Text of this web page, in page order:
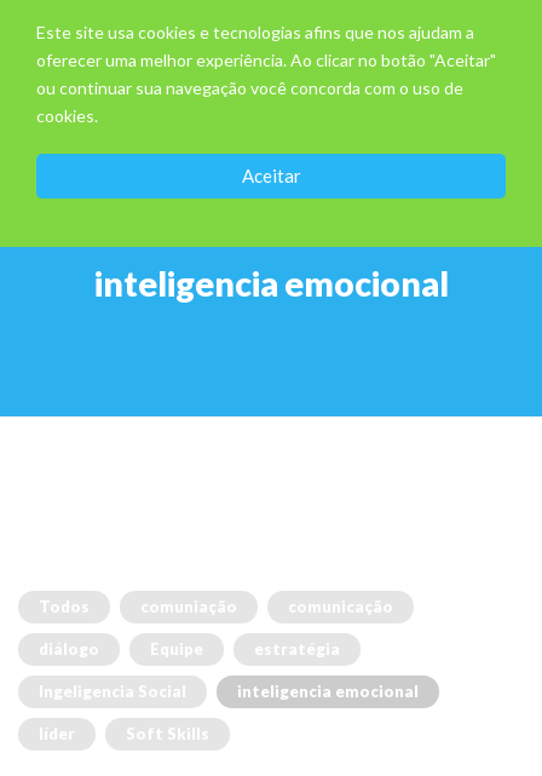
Este site usa cookies e tecnologias afins que nos ajudam a
oferecer uma melhor experiência. Ao clicar no botão "Aceitar"
ou continuar sua navegação você concorda com o uso de
cookies.
Aceitar
inteligencia emocional
Todos comuniação comunicação
diálogo Equipe estratégia
Ingeligencia Social inteligencia emocional
líder Soft Skills